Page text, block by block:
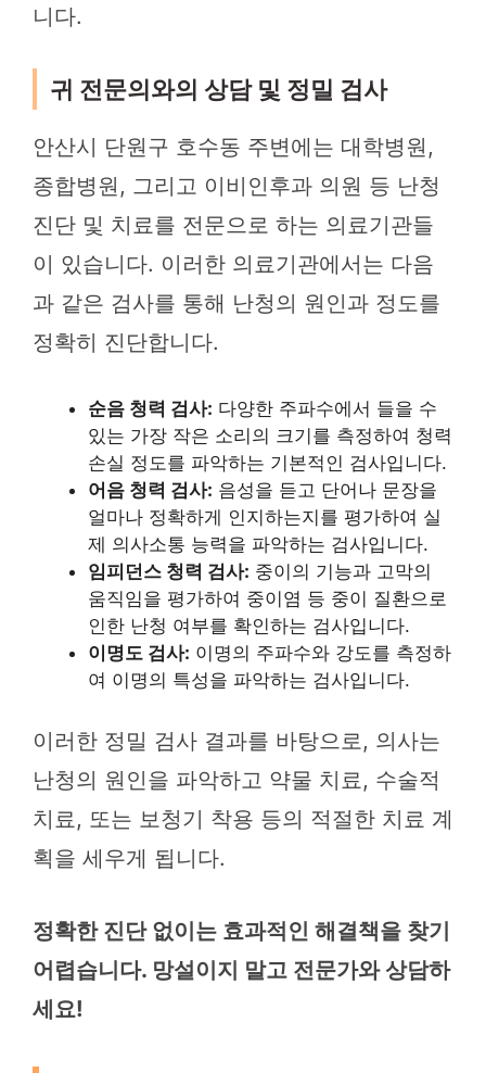
니다.
귀 전문의와의 상담 및 정밀 검사
안산시 단원구 호수동 주변에는 대학병원,
종합병원, 그리고 이비인후과 의원 등 난청
진단 및 치료를 전문으로 하는 의료기관들
이 있습니다. 이러한 의료기관에서는 다음
과 같은 검사를 통해 난청의 원인과 정도를
정확히 진단합니다.
순음 청력 검사: 다양한 주파수에서 들을 수
있는 가장 작은 소리의 크기를 측정하여 청력
손실 정도를 파악하는 기본적인 검사입니다.
어음 청력 검사: 음성을 듣고 단어나 문장을
얼마나 정확하게 인지하는지를 평가하여 실
제 의사소통 능력을 파악하는 검사입니다.
임피던스 청력 검사: 중이의 기능과 고막의
움직임을 평가하여 중이염 등 중이 질환으로
인한 난청 여부를 확인하는 검사입니다.
이명도 검사: 이명의 주파수와 강도를 측정하
여 이명의 특성을 파악하는 검사입니다.
이러한 정밀 검사 결과를 바탕으로, 의사는
난청의 원인을 파악하고 약물 치료, 수술적
치료, 또는 보청기 착용 등의 적절한 치료 계
획을 세우게 됩니다.
정확한 진단 없이는 효과적인 해결책을 찾기
어렵습니다. 망설이지 말고 전문가와 상담하
세요!